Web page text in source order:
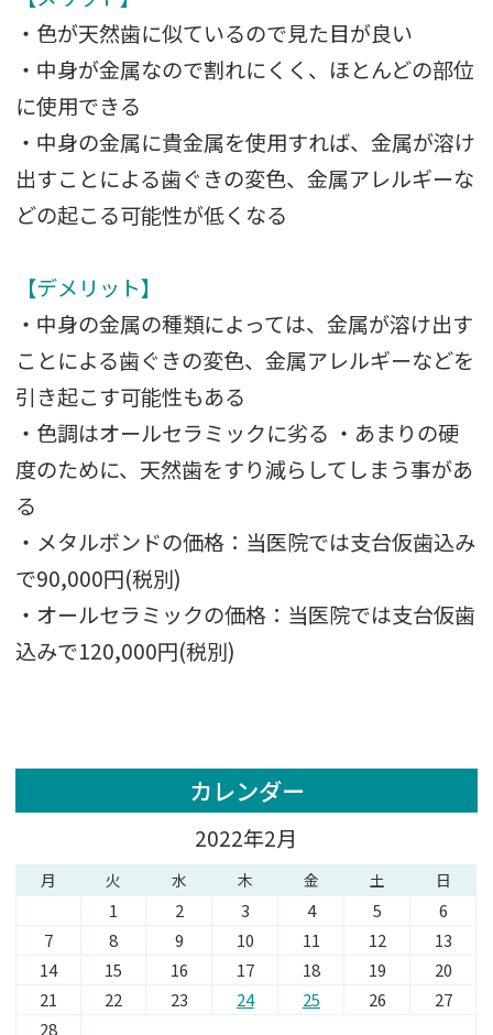
・色が天然歯に似ているので見た目が良い
・中身が金属なので割れにくく、ほとんどの部位
に使用できる
・中身の金属に貴金属を使用すれば、金属が溶け
出すことによる歯ぐきの変色、金属アレルギーな
どの起こる可能性が低くなる
【デメリット】
・中身の金属の種類によっては、金属が溶け出す
ことによる歯ぐきの変色、金属アレルギーなどを
引き起こす可能性もある
・色調はオールセラミックに劣る ・あまりの硬
度のために、天然歯をすり減らしてしまう事があ
る
・メタルボンドの価格：当医院では支台仮歯込み
で90,000円(税別)
・オールセラミックの価格：当医院では支台仮歯
込みで120,000円(税別)
カレンダー
2022年2月
月 火 水 木 金 土 日
1 2 3 4 5
6
7
8 9 10 11 12
13
14
15 16 17 18 19
20
21
22 23 24 25 26
27
28